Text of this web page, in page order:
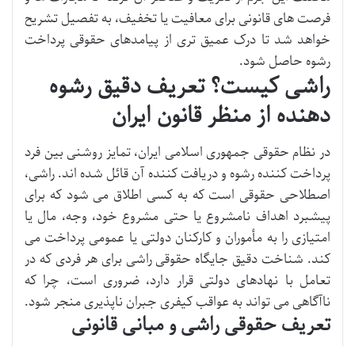
فرصت های قانونی برای معافیت یا تخفیف، به تفصیل تشریح
خواهد شد تا درک عمیق تری از پیامدهای حقوقی پرداخت
رشوه حاصل شود.
راشی کیست؟ تعریف دقیق رشوه
دهنده از منظر قانون ایران
در نظام حقوقی جمهوری اسلامی ایران، تمایز روشنی بین فرد
پرداخت کننده رشوه و دریافت کننده آن قائل شده اند. راشی،
اصطلاحی حقوقی است که به کسی اطلاق می شود که برای
پیشبرد اهداف نامشروع یا حتی مشروع خود، وجه، مال یا
امتیازی را به مأموران و کارکنان دولتی یا عمومی پرداخت می
کند. شناخت دقیق جایگاه حقوقی راشی برای هر فردی که در
تعامل با نهادهای دولتی قرار دارد، ضروری است، چرا که
ناآگاهی می تواند به عواقب کیفری جبران ناپذیری منجر شود.
تعریف حقوقی راشی و مبانی قانونی